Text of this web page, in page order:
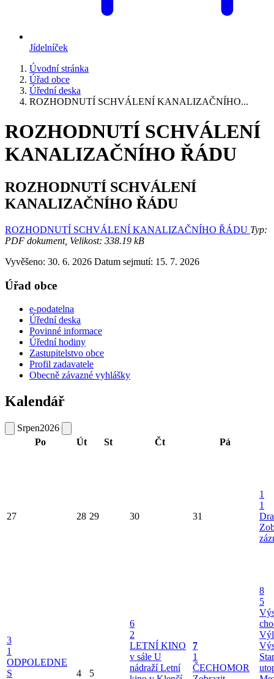
Jídelníček
Úvodní stránka
Úřad obce
Úřední deska
ROZHODNUTÍ SCHVÁLENÍ KANALIZAČNÍHO...
ROZHODNUTÍ SCHVÁLENÍ
KANALIZAČNÍHO ŘÁDU
ROZHODNUTÍ SCHVÁLENÍ
KANALIZAČNÍHO ŘÁDU
ROZHODNUTÍ SCHVÁLENÍ KANALIZAČNÍHO ŘÁDU Typ:
PDF dokument, Velikost: 338.19 kB
Vyvěšeno: 30. 6. 2026 Datum sejmutí: 15. 7. 2026
Úřad obce
e-podatelna
Úřední deska
Povinné informace
Úřední hodiny
Zastupitelstvo obce
Profil zadavatele
Obecně závazné vyhlášky
Kalendář
Srpen2026
Po
Út St Čt Pá
27 28 29 30 31
1
1
3
1
ODPOLEDNE
S
4 5
6
2
LETNÍ KINO
v sále U
nádražíLetní
7
1
ČECHOMOR
8
5